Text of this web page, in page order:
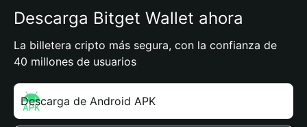
Descarga Bitget Wallet ahora
La billetera cripto más segura, con la confianza de
40 millones de usuarios
Descarga de Android APK